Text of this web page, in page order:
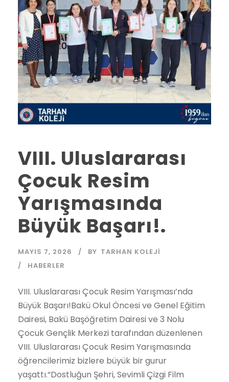
VIII. Uluslararası
Çocuk Resim
Yarışmasında
Büyük Başarı!.
MAYIS 7, 2026 BY TARHAN KOLEJI
HABERLER
VIII. Uluslararası Çocuk Resim Yarışması’nda
Büyük Başarı!Bakü Okul Öncesi ve Genel Eğitim
Dairesi, Bakü Başöğretim Dairesi ve 3 Nolu
Çocuk Gençlik Merkezi tarafından düzenlenen
VIII. Uluslararası Çocuk Resim Yarışmasında
öğrencilerimiz bizlere büyük bir gurur
yaşattı.“Dostluğun Şehri, Sevimli Çizgi Film